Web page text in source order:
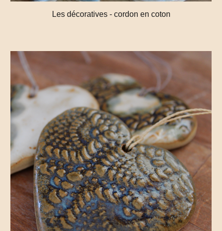
Les décoratives - cordon en coton